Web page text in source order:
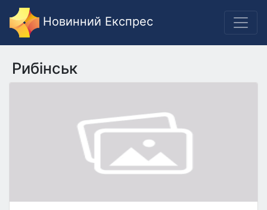
Новинний Експрес
Рибінськ